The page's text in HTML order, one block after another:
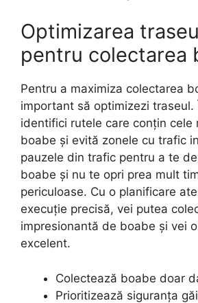
Optimizarea
pentru colectarea
Pentru a maximiza colectarea
important să optimizezi traseul.
identifici rutele care conțin cele
boabe și evită zonele cu trafic
pauzele din trafic pentru a te
boabe și nu te opri prea mult
periculoase. Cu o planificare
execuție precisă, vei putea
impresionantă de boabe și vei
excelent.
Colectează boabe doar
Prioritizează siguranța